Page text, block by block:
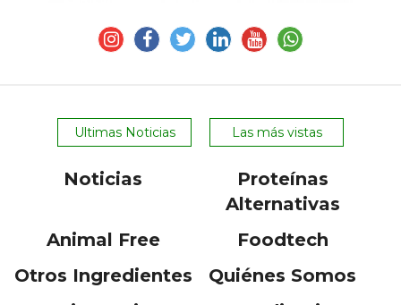
Ultimas Noticias Las más vistas
Noticias
Proteínas
Alternativas
Animal Free
Foodtech
Otros Ingredientes
Quiénes Somos